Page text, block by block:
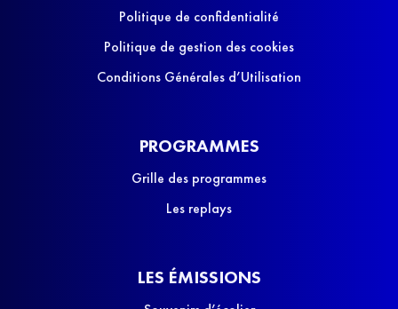
Politique de confidentialité
Politique de gestion des cookies
Conditions Générales d’Utilisation
PROGRAMMES
Grille des programmes
Les replays
LES ÉMISSIONS